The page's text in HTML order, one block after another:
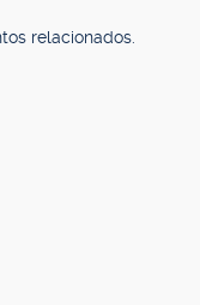
relacionados.